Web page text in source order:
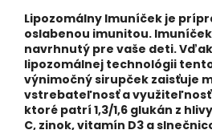
Lipozomálny Imuníček je
oslabenou imunitou.
navrhnutý pre vaše deti.
lipozomálnej technológii
výnimočný sirupček zaisťuje
vstrebateľnosť a využiteľnosť
ktoré patrí 1,3/1,6 glukán z
C, zinok, vitamín D3 a